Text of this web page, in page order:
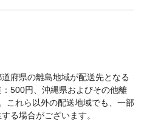
府県の離島地域が配送先となる
500円、沖縄県およびその他離
これら以外の配送地域でも、一部
る場合がございます。